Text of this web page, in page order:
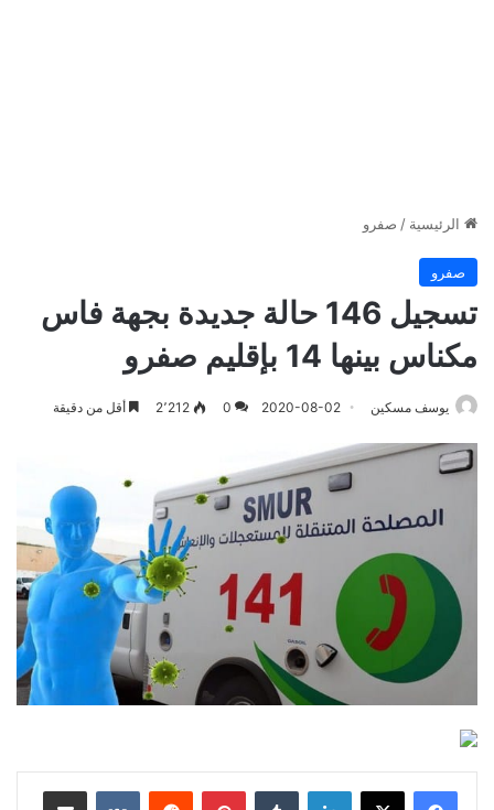
الرئيسية / صفرو
صفرو
تسجيل 146 حالة جديدة بجهة فاس
مكناس بينها 14 بإقليم صفرو
يوسف مسكين 2020-08-02
0 2٬212 أقل من دقيقة
لينكدإن بينتيريست مشاركة عبر البريد